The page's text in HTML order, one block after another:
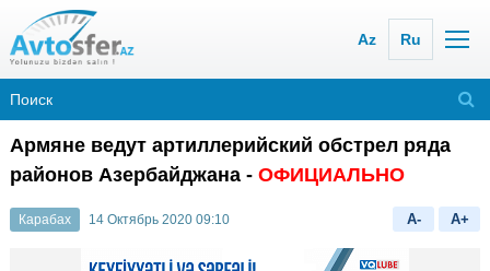
Az Ru
Армяне ведут артиллерийский обстрел ряда
районов Азербайджана - ОФИЦИАЛЬНО
Карабах 14 Октябрь 2020 09:10 A- A+